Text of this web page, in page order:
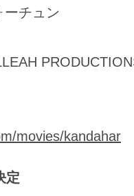
ーチュン
movies/kandahar
定